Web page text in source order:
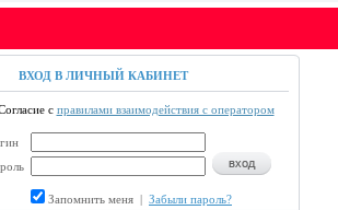
ВХОД В ЛИЧНЫЙ КАБИНЕТ
с правилами взаимодействия с оператором
Запомнить меня | Забыли пароль?